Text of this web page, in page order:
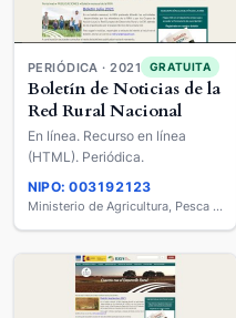
PERIÓDICA · 2021 GRATUITA
Boletín de Noticias de la
Red Rural Nacional
En línea. Recurso en línea
(HTML). Periódica.
NIPO: 003192123
Ministerio de Agricultura, Pesca y Alimentación